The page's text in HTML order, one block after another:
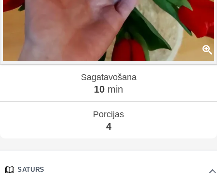
Sagatavošana
10 min
Porcijas
4
SATURS